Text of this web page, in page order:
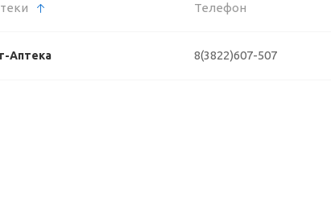
Телефон
Аптека 8(3822)607-507